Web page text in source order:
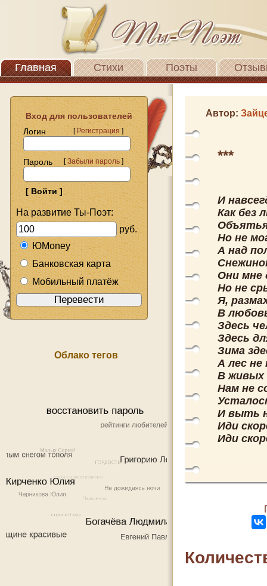
Главная Стихи Поэты
Вход для пользователей
Логин
[Регистрация]
Пароль [Забыли пароль]
На развитие Ты-Поэт:
руб.
ЮMoney
Банковская карта
Мобильный платёж
Облако тегов
Автор:
***
И
Как без
Но не
А над
Они мне
Но не
Я,
В
Здесь
Здесь
Зима
А лес не
В живых
Нам не
И выть
Иди
Иди